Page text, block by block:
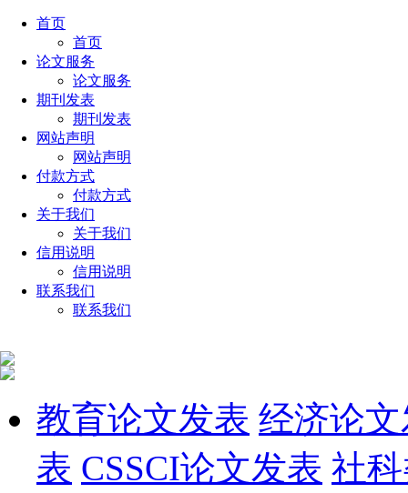
首页
首页
论文服务
论文服务
期刊发表
期刊发表
网站声明
网站声明
付款方式
付款方式
关于我们
关于我们
信用说明
信用说明
联系我们
联系我们
教育论文发表 经济论
表 CSSCI论文发表 社